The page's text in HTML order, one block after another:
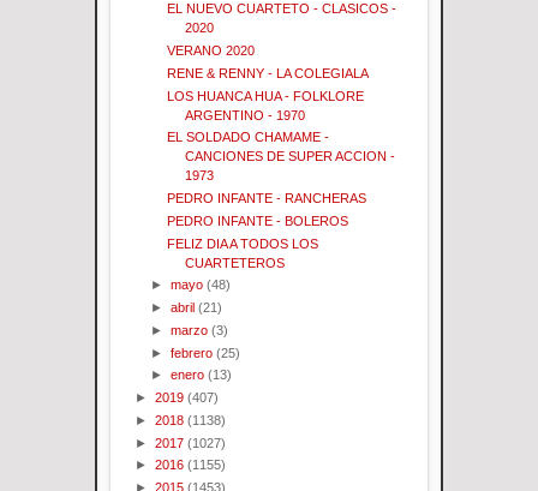
EL NUEVO CUARTETO - CLASICOS -
2020
VERANO 2020
RENE & RENNY - LA COLEGIALA
LOS HUANCA HUA - FOLKLORE
ARGENTINO - 1970
EL SOLDADO CHAMAME -
CANCIONES DE SUPER ACCION -
1973
PEDRO INFANTE - RANCHERAS
PEDRO INFANTE - BOLEROS
FELIZ DIA A TODOS LOS
CUARTETEROS
►mayo (48)
►abril (21)
►marzo (3)
►febrero (25)
►enero (13)
► 2019 (407)
► 2018 (1138)
► 2017 (1027)
► 2016 (1155)
► 2015 (1453)